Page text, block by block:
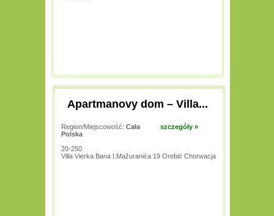
Apartmanovy dom – Villa...
szczegóły »
Region/Miejscowość: Cała
Polska
20-250
Villa Vierka Bana I.Mažuranića 19 Orebić Chorwacja